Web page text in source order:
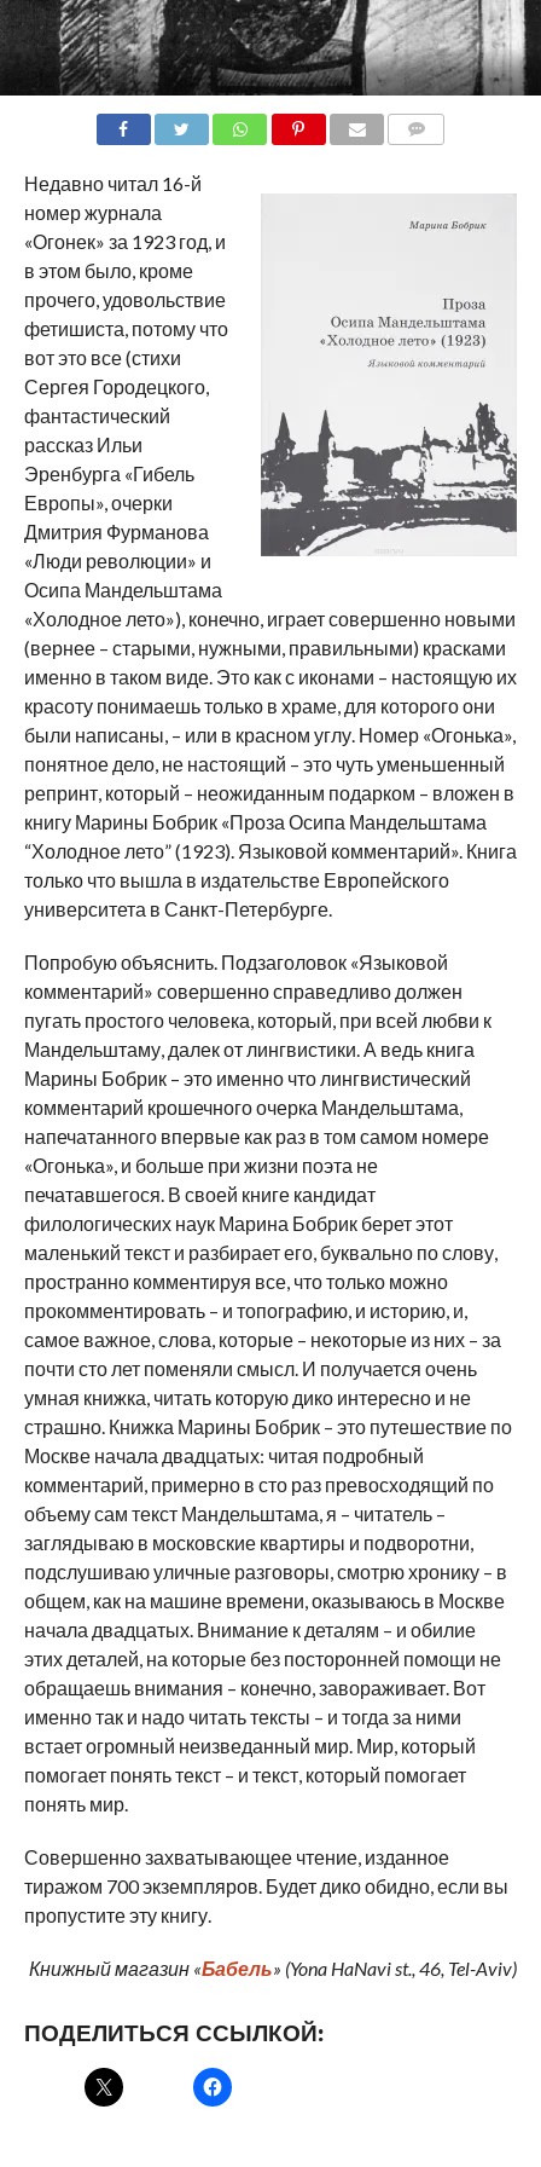
Недавно читал 16-й
номер журнала
«Огонек» за 1923 год, и
в этом было, кроме
прочего, удовольствие
фетишиста, потому что
вот это все (стихи
Сергея Городецкого,
фантастический
рассказ Ильи
Эренбурга «Гибель
Европы», очерки
Дмитрия Фурманова
«Люди революции» и
Осипа Мандельштама
«Холодное лето»), конечно, играет совершенно новыми
(вернее – старыми, нужными, правильными) красками
именно в таком виде. Это как с иконами – настоящую их
красоту понимаешь только в храме, для которого они
были написаны, – или в красном углу. Номер «Огонька»,
понятное дело, не настоящий – это чуть уменьшенный
репринт, который – неожиданным подарком – вложен в
книгу Марины Бобрик «Проза Осипа Мандельштама
“Холодное лето” (1923). Языковой комментарий». Книга
только что вышла в издательстве Европейского
университета в Санкт-Петербурге.
Попробую объяснить. Подзаголовок «Языковой
комментарий» совершенно справедливо должен
пугать простого человека, который, при всей любви к
Мандельштаму, далек от лингвистики. А ведь книга
Марины Бобрик – это именно что лингвистический
комментарий крошечного очерка Мандельштама,
напечатанного впервые как раз в том самом номере
«Огонька», и больше при жизни поэта не
печатавшегося. В своей книге кандидат
филологических наук Марина Бобрик берет этот
маленький текст и разбирает его, буквально по слову,
пространно комментируя все, что только можно
прокомментировать – и топографию, и историю, и,
самое важное, слова, которые – некоторые из них – за
почти сто лет поменяли смысл. И получается очень
умная книжка, читать которую дико интересно и не
страшно. Книжка Марины Бобрик – это путешествие по
Москве начала двадцатых: читая подробный
комментарий, примерно в сто раз превосходящий по
объему сам текст Мандельштама, я – читатель –
заглядываю в московские квартиры и подворотни,
подслушиваю уличные разговоры, смотрю хронику – в
общем, как на машине времени, оказываюсь в Москве
начала двадцатых. Внимание к деталям – и обилие
этих деталей, на которые без посторонней помощи не
обращаешь внимания – конечно, завораживает. Вот
именно так и надо читать тексты – и тогда за ними
встает огромный неизведанный мир. Мир, который
помогает понять текст – и текст, который помогает
понять мир.
Совершенно захватывающее чтение, изданное
тиражом 700 экземпляров. Будет дико обидно, если вы
пропустите эту книгу.
Книжный магазин «Бабель» (Yona HaNavi st., 46, Tel-Aviv)
ПОДЕЛИТЬСЯ ССЫЛКОЙ: